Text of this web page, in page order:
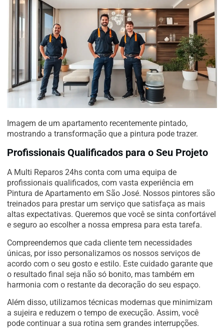
Imagem de um apartamento recentemente pintado,
mostrando a transformação que a pintura pode trazer.
Profissionais Qualificados para o Seu Projeto
A Multi Reparos 24hs conta com uma equipa de
profissionais qualificados, com vasta experiência em
Pintura de Apartamento em São José. Nossos pintores são
treinados para prestar um serviço que satisfaça as mais
altas expectativas. Queremos que você se sinta confortável
e seguro ao escolher a nossa empresa para esta tarefa.
Compreendemos que cada cliente tem necessidades
únicas, por isso personalizamos os nossos serviços de
acordo com o seu gosto e estilo. Este cuidado garante que
o resultado final seja não só bonito, mas também em
harmonia com o restante da decoração do seu espaço.
Além disso, utilizamos técnicas modernas que minimizam
a sujeira e reduzem o tempo de execução. Assim, você
pode continuar a sua rotina sem grandes interrupções.